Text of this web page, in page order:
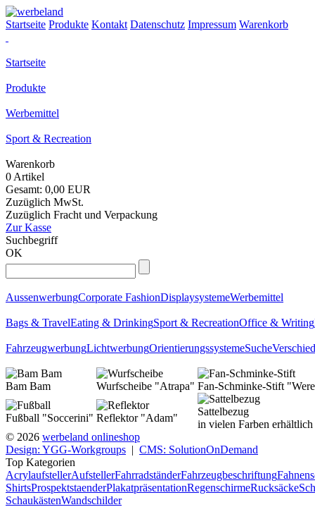
Startseite Produkte Kontakt Datenschutz Impressum Warenkorb
Startseite
Produkte
Werbemittel
Sport & Recreation
Warenkorb
0 Artikel
Gesamt: 0,00 EUR
Zuzüglich MwSt.
Zuzüglich Fracht und Verpackung
Zur Kasse
Suchbegriff
OK
AussenwerbungCorporate FashionDisplaysystemeWerbemittel
Bags & TravelEating & DrinkingSport & RecreationOffice & Writing
FahrzeugwerbungLichtwerbungOrientierungssystemeSuche
Bam Bam Wurfscheibe "Atrapa" Fan-Schminke-Stift
Fußball "Soccerini" Reflektor "Adam"
Sattelbezug
in vielen Farben erhältlich
© 2026 werbeland onlineshop
Design: YGG-Workgroups | CMS: SolutionOnDemand
Top Kategorien
AcrylaufstellerAufstellerFahrradständerFahrzeugbeschriftung
ShirtsProspektstaenderPlakatpräsentationRegenschirmeRucksäcke
SchaukästenWandschilder